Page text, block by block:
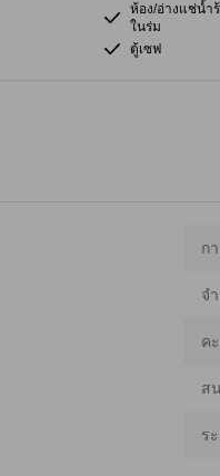
ห้อง/อ่างแช่น้ำ
ในร่ม
ตู้เซฟ
ก
จ
ค
ส
ร